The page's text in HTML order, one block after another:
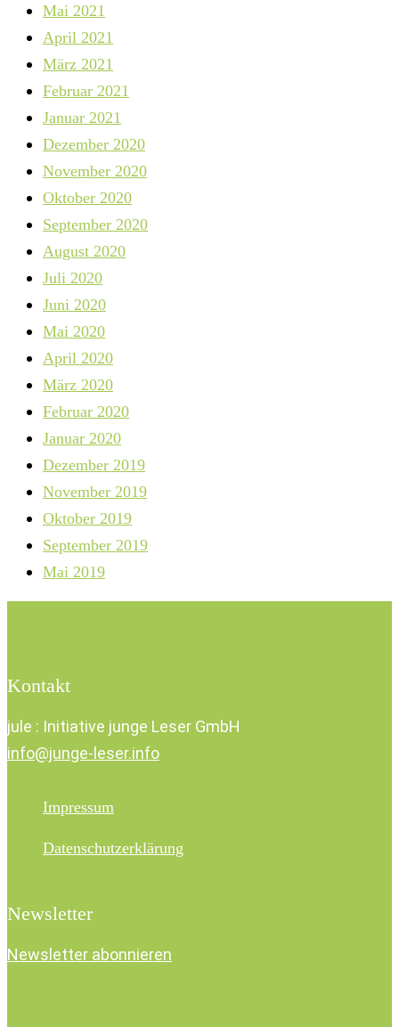
Mai 2021
April 2021
März 2021
Februar 2021
Januar 2021
Dezember 2020
November 2020
Oktober 2020
September 2020
August 2020
Juli 2020
Juni 2020
Mai 2020
April 2020
März 2020
Februar 2020
Januar 2020
Dezember 2019
November 2019
Oktober 2019
September 2019
Mai 2019
Kontakt
jule : Initiative junge Leser GmbH
info@junge-leser.info
Impressum
Datenschutzerklärung
Newsletter
Newsletter abonnieren